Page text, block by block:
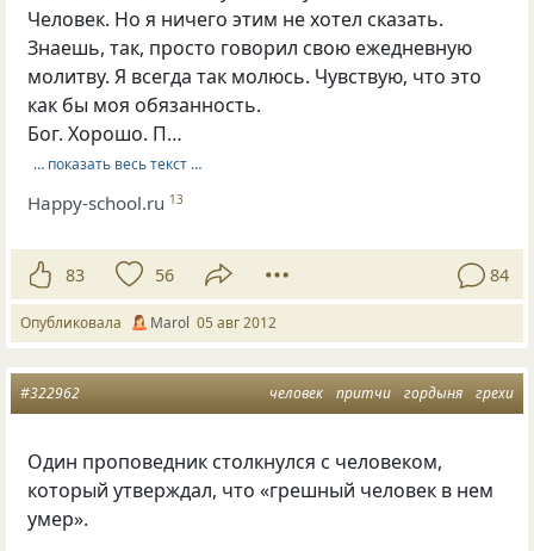
Человек. Но я ничего этим не хотел сказать.
Знаешь, так, просто говорил свою ежедневную
молитву. Я всегда так молюсь. Чувствую, что это
как бы моя обязанность.
Бог. Хорошо. П…
… показать весь текст …
Happy-school.ru 13
83 56 84
Опубликовала Marol 05 авг 2012
человек притчи гордыня грехи
#322962
Один проповедник столкнулся с человеком,
который утверждал, что «грешный человек в нем
умер».